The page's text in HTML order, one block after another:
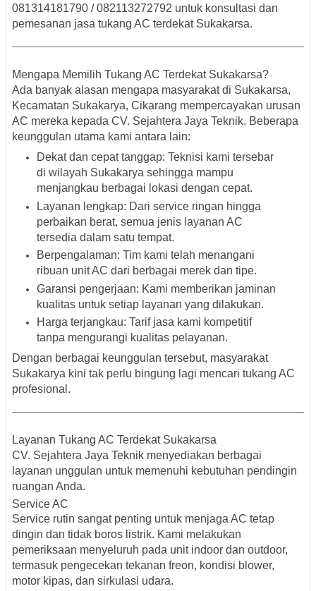
081314181790 / 082113272792 untuk konsultasi dan
pemesanan jasa tukang AC terdekat Sukakarsa.
Mengapa Memilih Tukang AC Terdekat Sukakarsa?
Ada banyak alasan mengapa masyarakat di Sukakarsa,
Kecamatan Sukakarya, Cikarang mempercayakan urusan
AC mereka kepada CV. Sejahtera Jaya Teknik. Beberapa
keunggulan utama kami antara lain:
Dekat dan cepat tanggap: Teknisi kami tersebar
di wilayah Sukakarya sehingga mampu
menjangkau berbagai lokasi dengan cepat.
Layanan lengkap: Dari service ringan hingga
perbaikan berat, semua jenis layanan AC
tersedia dalam satu tempat.
Berpengalaman: Tim kami telah menangani
ribuan unit AC dari berbagai merek dan tipe.
Garansi pengerjaan: Kami memberikan jaminan
kualitas untuk setiap layanan yang dilakukan.
Harga terjangkau: Tarif jasa kami kompetitif
tanpa mengurangi kualitas pelayanan.
Dengan berbagai keunggulan tersebut, masyarakat
Sukakarya kini tak perlu bingung lagi mencari tukang AC
profesional.
Layanan Tukang AC Terdekat Sukakarsa
CV. Sejahtera Jaya Teknik menyediakan berbagai
layanan unggulan untuk memenuhi kebutuhan pendingin
ruangan Anda.
Service AC
Service rutin sangat penting untuk menjaga AC tetap
dingin dan tidak boros listrik. Kami melakukan
pemeriksaan menyeluruh pada unit indoor dan outdoor,
termasuk pengecekan tekanan freon, kondisi blower,
motor kipas, dan sirkulasi udara.